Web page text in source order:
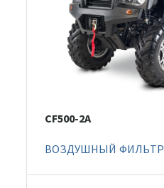
CF500-2A
ВОЗДУШНЫЙ ФИЛЬТР